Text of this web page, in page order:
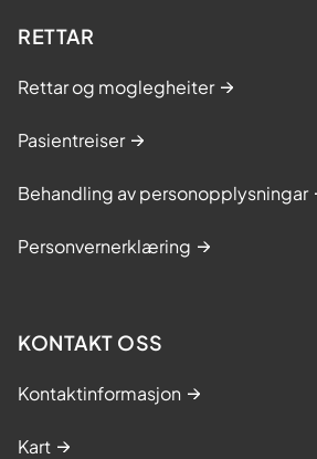
RETTAR
Rettar og moglegheiter
Pasientreiser
Behandling av personopplysningar
Personvernerklæring
KONTAKT OSS
Kontaktinformasjon
Kart